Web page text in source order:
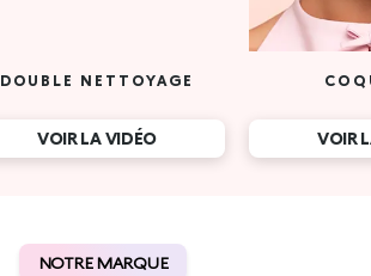
DOUBLE NETTOYAGE
VOIR LA VIDÉO VOIR
NOTRE MARQUE